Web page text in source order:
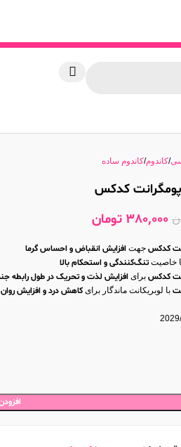
کاندوم کاندوم ساده
پومگرانت کدکس
380,000 تومان
کدکس جهتافزایش انقباض و احساس گرما
خاصیتتنگ‌کنندگی و استحکام بالا
کدکس برایافزایش لذت و تحریک در طول رابطه
با لوبریکانت ماندگار برایکاهش درد و افزایش